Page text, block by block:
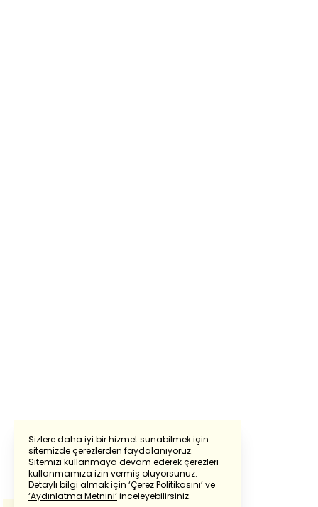
Sizlere daha iyi bir hizmet sunabilmek için
sitemizde çerezlerden faydalanıyoruz.
Sitemizi kullanmaya devam ederek çerezleri
kullanmamıza izin vermiş oluyorsunuz.
Detaylı bilgi almak için ‘Çerez Politikasını’ve
‘Aydınlatma Metnini’inceleyebilirsiniz.
Powered by Translate